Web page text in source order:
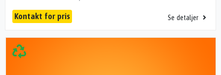
Kontakt for pris Se detaljer